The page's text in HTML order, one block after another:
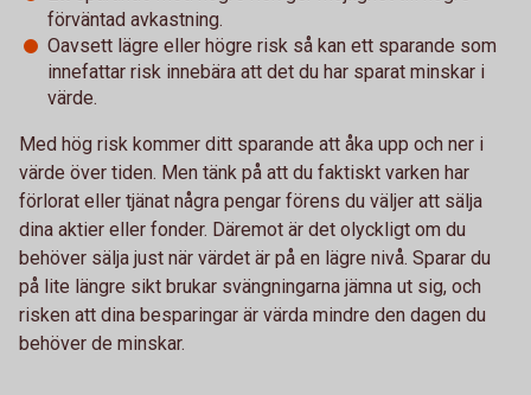
förväntad avkastning.
Oavsett lägre eller högre risk så kan ett sparande som
innefattar risk innebära att det du har sparat minskar i
värde.
Med hög risk kommer ditt sparande att åka upp och ner i
värde över tiden. Men tänk på att du faktiskt varken har
förlorat eller tjänat några pengar förens du väljer att sälja
dina aktier eller fonder. Däremot är det olyckligt om du
behöver sälja just när värdet är på en lägre nivå. Sparar du
på lite längre sikt brukar svängningarna jämna ut sig, och
risken att dina besparingar är värda mindre den dagen du
behöver de minskar.